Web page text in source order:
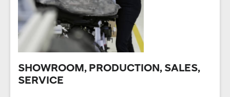
SHOWROOM, PRODUCTION, SALES,
SERVICE